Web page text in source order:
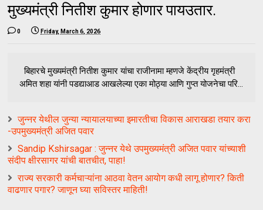
मुख्यमंत्री नितीश कुमार होणार पायउतार.
0 Friday, March 6, 2026
बिहारचे मुख्यमंत्री नितीश कुमार यांचा राजीनामा म्हणजे केंद्रीय गृहमंत्री
अमित शहा यांनी पडद्याआड आखलेल्या एका मोठ्या आणि गुप्त योजनेचा परि...
जुन्नर येथील जुन्या न्यायालयाच्या इमारतीचा विकास आराखडा तयार करा
-उपमुख्यमंत्री अजित पवार
Sandip Kshirsagar : जुन्नर येथे उपमुख्यमंत्री अजित पवार यांच्याशी
संदीप क्षीरसागर यांची बातचीत, पाहा!
राज्य सरकारी कर्मचाऱ्यांना आठवा वेतन आयोग कधी लागू होणार? किती
वाढणार पगार? जाणून घ्या सविस्तर माहिती!